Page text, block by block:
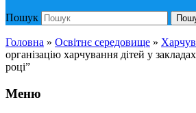
Пошук
Головна » Освітнє середовище »
організацію харчування дітей у
році”
Меню